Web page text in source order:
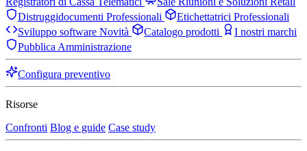
Distruggidocumenti Professionali
Etichettatrici Professionali
Sviluppo software Novità Catalogo prodotti
I nostri marchi
Pubblica Amministrazione
Configura preventivo
Risorse
Confronti Blog e guide Case study